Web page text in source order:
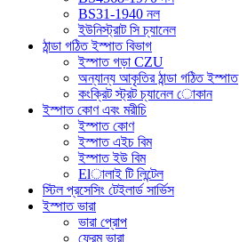
BS31-1940 নল
ইউনিস্ট্রাট সি চ্যানেল
ঠান্ডা গঠিত ইস্পাত বিভাগ
ইস্পাত গড়া CZU
অন্যান্য আকৃতির ঠান্ডা গঠিত ইস্পাত
কংক্রিট স্ট্রট চ্যানেল োকান
ইস্পাত কোণ এবং মরীচি
ইস্পাত কোণ
ইস্পাত এইচ বিম
ইস্পাত ইউ বিম
Elালাই টি লিন্টেল
স্টিল প্রসেসিং টেইলার্ড সার্ভিস
ইস্পাত ভারা
ভারা প্রোপ
ফ্রেম ভারা